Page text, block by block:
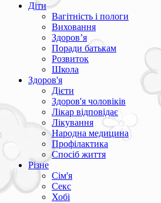
Діти
Вагітність і пологи
Виховання
Здоров’я
Поради батькам
Розвиток
Школа
Здоров'я
Дієти
Здоров'я чоловіків
Лікар відповідає
Лікування
Народна медицина
Профілактика
Спосіб життя
Різне
Сім'я
Секс
Хобі